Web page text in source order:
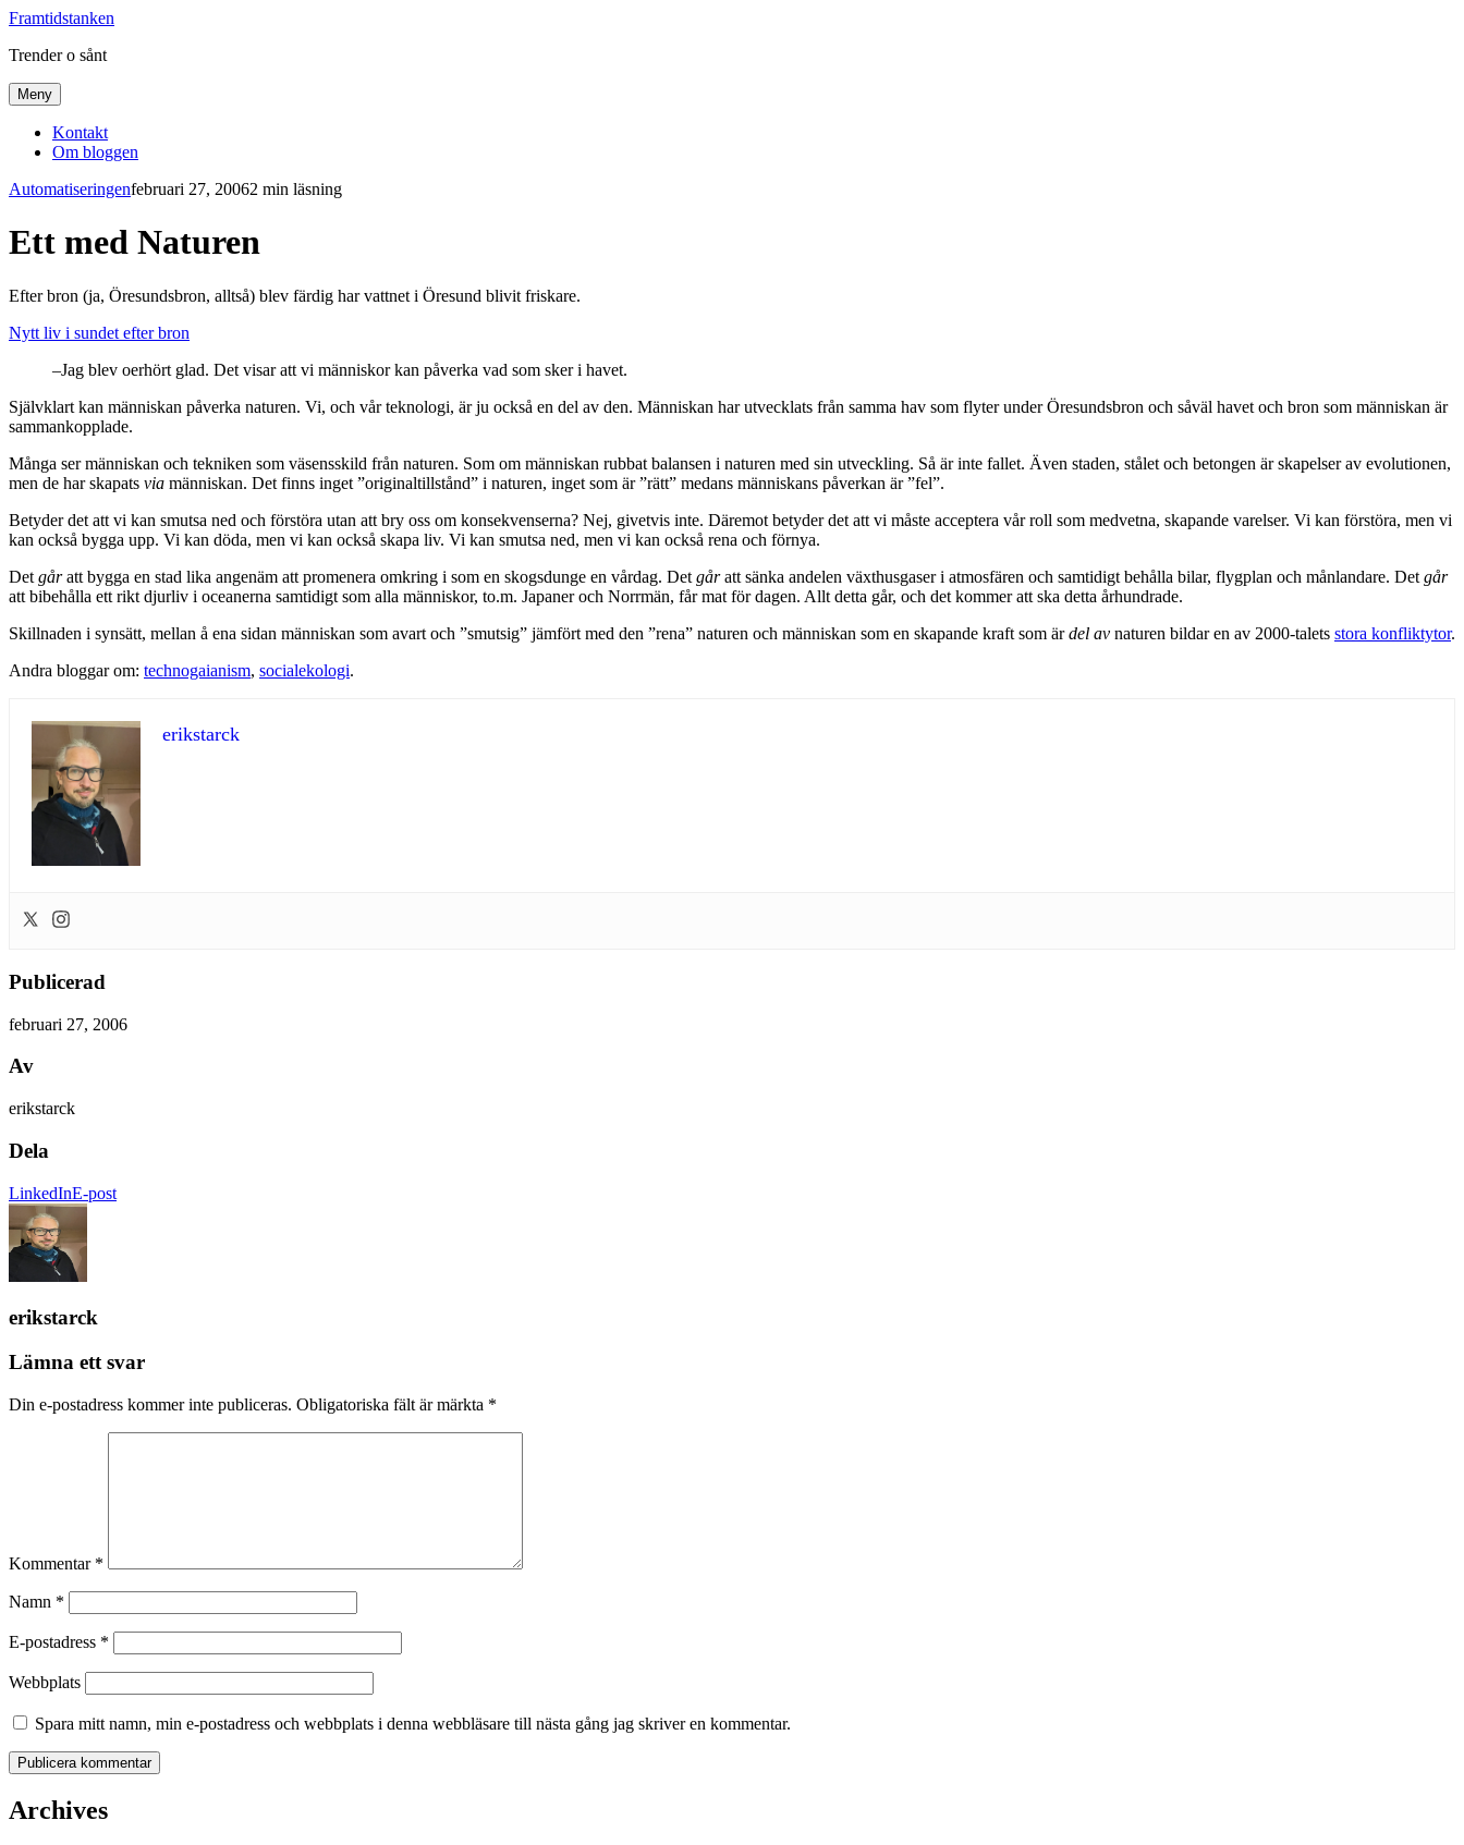
Framtidstanken
Trender o sånt
Meny
Kontakt
Om bloggen
Automatiseringenfebruari 27, 20062 min läsning
Ett med Naturen
Efter bron (ja, Öresundsbron, alltså) blev färdig har vattnet i Öresund blivit friskare.
Nytt liv i sundet efter bron
–Jag blev oerhört glad. Det visar att vi människor kan påverka vad som sker i havet.
Självklart kan människan påverka naturen. Vi, och vår teknologi, är ju också en del av den. Människan har utvecklats från samma hav som flyter under Öresundsbron och såväl havet och bron som människan är
sammankopplade.
Många ser människan och tekniken som väsensskild från naturen. Som om människan rubbat balansen i naturen med sin utveckling. Så är inte fallet. Även staden, stålet och betongen är skapelser av evolutionen,
men de har skapats via människan. Det finns inget ”originaltillstånd” i naturen, inget som är ”rätt” medans människans påverkan är ”fel”.
Betyder det att vi kan smutsa ned och förstöra utan att bry oss om konsekvenserna? Nej, givetvis inte. Däremot betyder det att vi måste acceptera vår roll som medvetna, skapande varelser. Vi kan förstöra, men vi
kan också bygga upp. Vi kan döda, men vi kan också skapa liv. Vi kan smutsa ned, men vi kan också rena och förnya.
Det gåratt bygga en stad lika angenäm att promenera omkring i som en skogsdunge en vårdag. Det gåratt sänka andelen växthusgaser i atmosfären och samtidigt behålla bilar, flygplan och månlandare. Det går
att bibehålla ett rikt djurliv i oceanerna samtidigt som alla människor, to.m. Japaner och Norrmän, får mat för dagen. Allt detta går, och det kommer att ska detta århundrade.
Skillnaden i synsätt, mellan å ena sidan människan som avart och ”smutsig” jämfört med den ”rena” naturen och människan som en skapande kraft som ärdel av naturen bildar en av 2000-talets stora konfliktytor.
Andra bloggar om: technogaianism, socialekologi.
erikstarck
Publicerad
februari 27, 2006
Av
erikstarck
Dela
LinkedInE-post
erikstarck
Lämna ett svar
Din e-postadress kommer inte publiceras. Obligatoriska fält är märkta *
Kommentar *
Namn *
E-postadress *
Webbplats
Spara mitt namn, min e-postadress och webbplats i denna webbläsare till nästa gång jag skriver en kommentar.
Archives